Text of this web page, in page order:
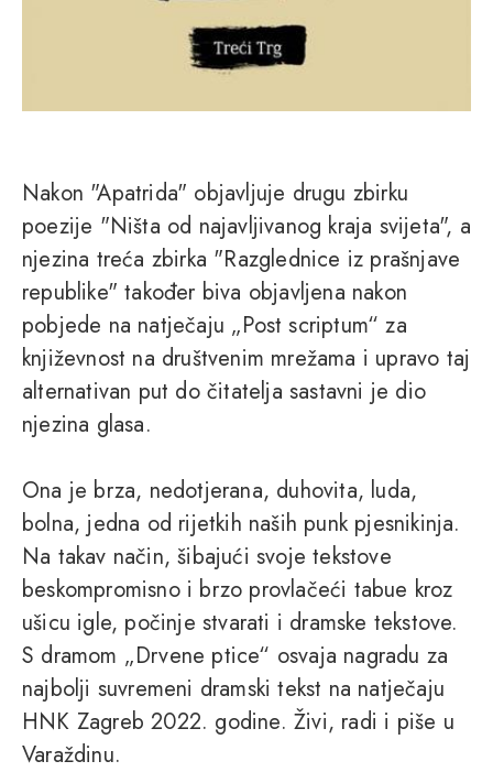
Nakon "Apatrida" objavljuje drugu zbirku
poezije "Ništa od najavljivanog kraja svijeta", a
njezina treća zbirka "Razglednice iz prašnjave
republike" također biva objavljena nakon
pobjede na natječaju „Post scriptum“ za
književnost na društvenim mrežama i upravo taj
alternativan put do čitatelja sastavni je dio
njezina glasa.
Ona je brza, nedotjerana, duhovita, luda,
bolna, jedna od rijetkih naših punk pjesnikinja.
Na takav način, šibajući svoje tekstove
beskompromisno i brzo provlačeći tabue kroz
ušicu igle, počinje stvarati i dramske tekstove.
S dramom „Drvene ptice“ osvaja nagradu za
najbolji suvremeni dramski tekst na natječaju
HNK Zagreb 2022. godine. Živi, radi i piše u
Varaždinu.